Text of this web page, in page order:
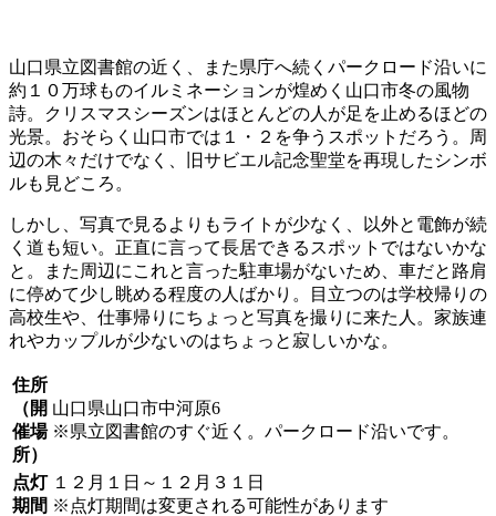
山口県立図書館の近く、また県庁へ続くパークロード沿いに
約１０万球ものイルミネーションが煌めく山口市冬の風物
詩。クリスマスシーズンはほとんどの人が足を止めるほどの
光景。おそらく山口市では１・２を争うスポットだろう。周
辺の木々だけでなく、旧サビエル記念聖堂を再現したシンボ
ルも見どころ。
しかし、写真で見るよりもライトが少なく、以外と電飾が続
く道も短い。正直に言って長居できるスポットではないかな
と。また周辺にこれと言った駐車場がないため、車だと路肩
に停めて少し眺める程度の人ばかり。目立つのは学校帰りの
高校生や、仕事帰りにちょっと写真を撮りに来た人。家族連
れやカップルが少ないのはちょっと寂しいかな。
住所
（開
催場
所）
山口県山口市中河原6
※県立図書館のすぐ近く。パークロード沿いです。
点灯
期間
１２月１日～１２月３１日
※点灯期間は変更される可能性があります